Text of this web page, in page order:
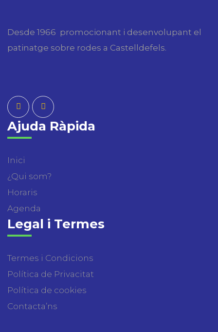
Desde 1966 promocionant i desenvolupant el
patinatge sobre rodes a Castelldefels.
Ajuda Ràpida
Inici
¿Qui som?
Horaris
Agenda
Legal i Termes
Termes i Condicions
Política de Privacitat
Política de cookies
Contacta’ns